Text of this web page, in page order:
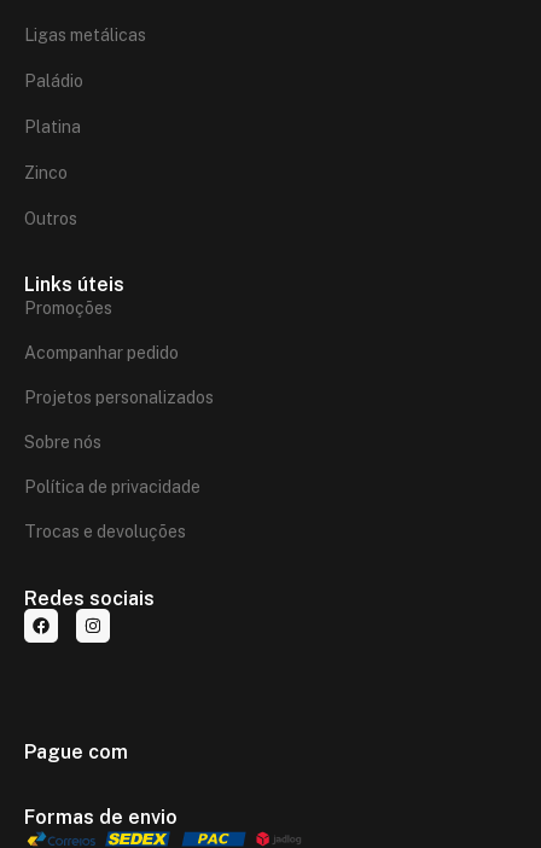
Ligas metálicas
Paládio
Platina
Zinco
Outros
Links úteis
Promoções
Acompanhar pedido
Projetos personalizados
Sobre nós
Política de privacidade
Trocas e devoluções
Redes sociais
Pague com
Formas de envio